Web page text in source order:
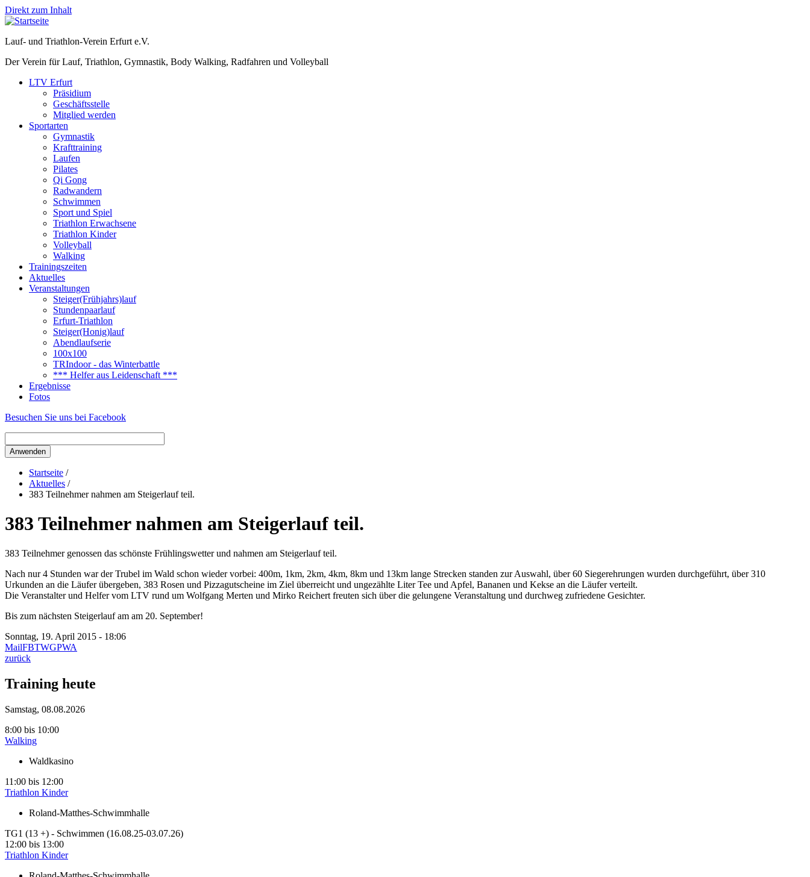
Direkt zum Inhalt
Lauf- und Triathlon-Verein Erfurt e.V.
Der Verein für Lauf, Triathlon, Gymnastik, Body Walking, Radfahren und Volleyball
LTV Erfurt
Präsidium
Geschäftsstelle
Mitglied werden
Sportarten
Gymnastik
Krafttraining
Laufen
Pilates
Qi Gong
Radwandern
Schwimmen
Sport und Spiel
Triathlon Erwachsene
Triathlon Kinder
Volleyball
Walking
Trainingszeiten
Aktuelles
Veranstaltungen
Steiger(Frühjahrs)lauf
Stundenpaarlauf
Erfurt-Triathlon
Steiger(Honig)lauf
Abendlaufserie
100x100
TRIndoor - das Winterbattle
*** Helfer aus Leidenschaft ***
Ergebnisse
Fotos
Besuchen Sie uns bei Facebook
Startseite /
Aktuelles /
383 Teilnehmer nahmen am Steigerlauf teil.
383 Teilnehmer nahmen am Steigerlauf teil.
383 Teilnehmer genossen das schönste Frühlingswetter und nahmen am Steigerlauf teil.
Nach nur 4 Stunden war der Trubel im Wald schon wieder vorbei: 400m, 1km, 2km, 4km, 8km und 13km lange Strecken standen zur Auswahl, über 60 Siegerehrungen wurden durchgeführt, über 310
Urkunden an die Läufer übergeben, 383 Rosen und Pizzagutscheine im Ziel überreicht und ungezählte Liter Tee und Apfel, Bananen und Kekse an die Läufer verteilt.
Die Veranstalter und Helfer vom LTV rund um Wolfgang Merten und Mirko Reichert freuten sich über die gelungene Veranstaltung und durchweg zufriedene Gesichter.
Bis zum nächsten Steigerlauf am am 20. September!
Sonntag, 19. April 2015 - 18:06
MailFBTWGPWA
zurück
Training heute
Samstag, 08.08.2026
8:00 bis 10:00
Walking
Waldkasino
11:00 bis 12:00
Triathlon Kinder
Roland-Matthes-Schwimmhalle
TG1 (13 +) - Schwimmen (16.08.25-03.07.26)
12:00 bis 13:00
Triathlon Kinder